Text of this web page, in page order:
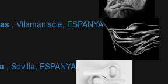
, Vilamaniscle, ESPANYA
, Sevilla, ESPANYA